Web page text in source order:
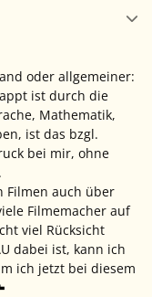
oder allgemeiner:
ist durch die
Mathematik,
ist das bzgl.
bei mir, ohne
Filmen auch über
Filmemacher auf
viel Rücksicht
dabei ist, kann ich
ich jetzt bei diesem